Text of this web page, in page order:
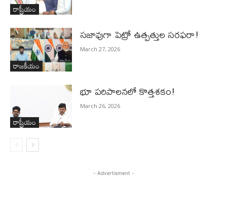
రాష్ట్రీయం
రాజకీయం
స‌జావుగా పెట్రో ఉత్ప‌త్తుల స‌ర‌ఫ‌రా!
March 27, 2026
రాష్ట్రీయం
భూ ప‌రిపాల‌న‌లో కొత్తశ‌కం!
March 26, 2026
- Advertisment -